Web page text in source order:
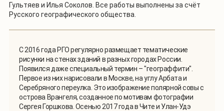
Гультяев и Илья Соколов. Все работы выполнены за счёт
Русского географического общества.
С 2016 года РГО регулярно размещает тематические
рисунки на стенах зданий в разных городах России.
Появился даже специальный термин – "географфити".
Первое из них нарисовали в Москве, на углу Арбата и
Серебряного переулка. Это изображение полярной совы с
острова Врангеля, созданное по мотивам фотографии
Сергея Горшкова. Осенью 2017 года в Чите и Улан-Удэ